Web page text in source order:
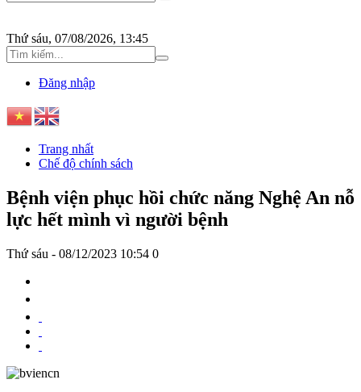
Thứ sáu, 07/08/2026, 13:45
Đăng nhập
Trang nhất
Chế độ chính sách
Bệnh viện phục hồi chức năng Nghệ An nỗ
lực hết mình vì người bệnh
Thứ sáu - 08/12/2023 10:54 0